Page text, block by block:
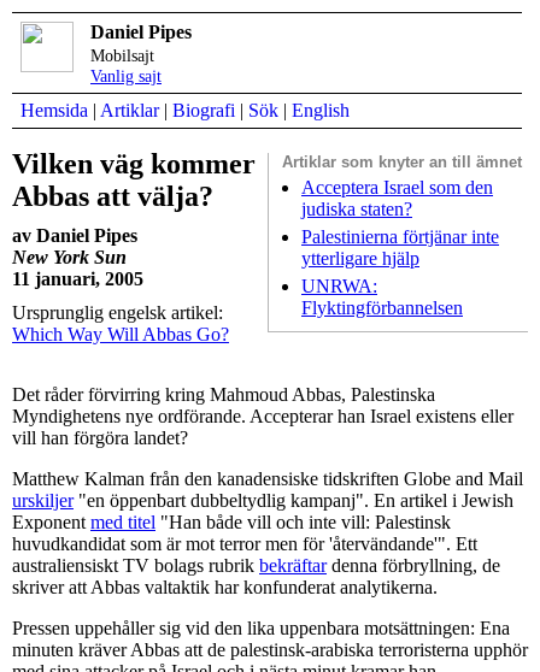
Daniel Pipes
Mobilsajt
Vanlig sajt
Hemsida | Artiklar| Biografi | Sök | English
Artiklar som knyter an till ämnet
Acceptera Israel som den
judiska staten?
Palestinierna förtjänar inte
ytterligare hjälp
UNRWA:
Flyktingförbannelsen
Vilken väg kommer
Abbas att välja?
av Daniel Pipes
New York Sun
11 januari, 2005
Ursprunglig engelsk artikel:
Which Way Will Abbas Go?
Det råder förvirring kring Mahmoud Abbas, Palestinska
Myndighetens nye ordförande. Accepterar han Israel existens eller
vill han förgöra landet?
Matthew Kalman från den kanadensiske tidskriften Globe and Mail
urskiljer"en öppenbart dubbeltydlig kampanj". En artikel i Jewish
Exponent med titel "Han både vill och inte vill: Palestinsk
huvudkandidat som är mot terror men för 'återvändande'". Ett
australiensiskt TV bolags rubrik bekräftardenna förbryllning, de
skriver att Abbas valtaktik har konfunderat analytikerna.
Pressen uppehåller sig vid den lika uppenbara motsättningen: Ena
minuten kräver Abbas att de palestinsk-arabiska terroristerna upphör